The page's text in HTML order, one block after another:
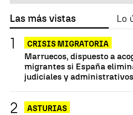
Las más vistas Lo
CRISIS MIGRATORIA
Marruecos, dispuesto a
migrantes si España
judiciales y
ASTURIAS